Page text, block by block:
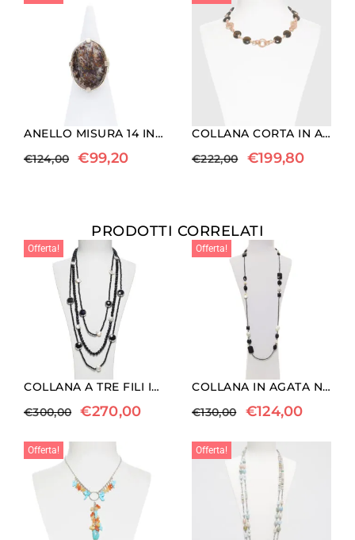
ANELLO MISURA 14 IN ARGENTO CON ASTROFILLITE OVALE
€124,00 €99,20
COLLANA CORTA IN ARGENTO ROSATO E QUARZO FUMÈ
€222,00 €199,80
PRODOTTI CORRELATI
Offerta!
COLLANA A TRE FILI IN AGATA NERA E PERLE
€300,00 €270,00
Offerta!
COLLANA IN AGATA NERA E PERLE CON EMATITE
€130,00 €124,00
Offerta! Offerta!